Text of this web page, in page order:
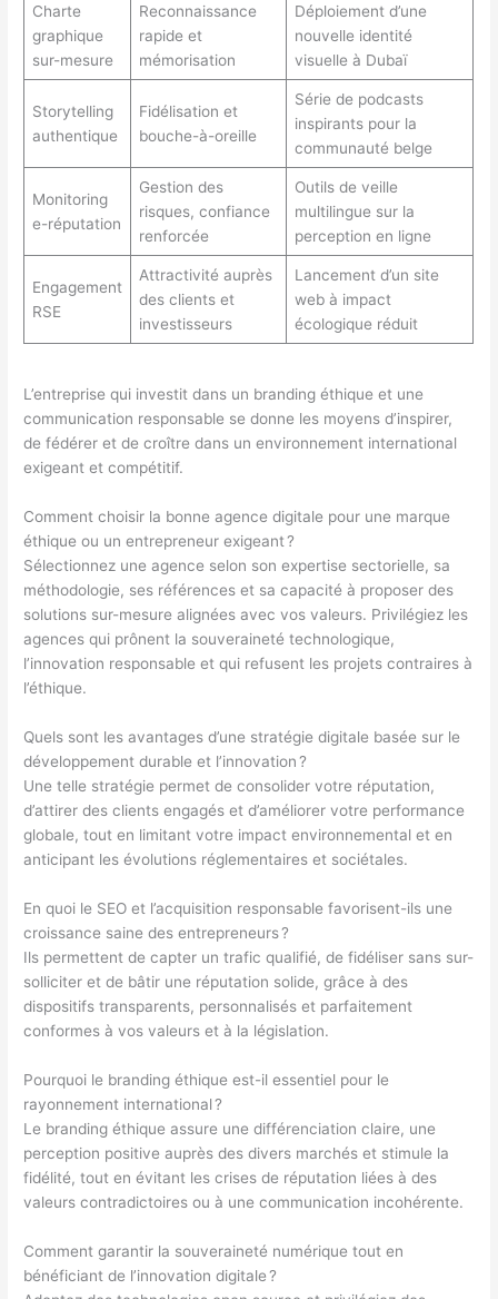
Charte
graphique
sur-mesure
Reconnaissance
rapide et
mémorisation
Déploiement d’une
nouvelle identité
visuelle à Dubaï
Storytelling
authentique
Fidélisation et
bouche-à-oreille
Série de podcasts
inspirants pour la
communauté belge
Monitoring
e-réputation
Gestion des
risques, confiance
renforcée
Outils de veille
multilingue sur la
perception en ligne
Engagement
RSE
Attractivité auprès
des clients et
investisseurs
Lancement d’un site
web à impact
écologique réduit
L’entreprise qui investit dans un branding éthique et une
communication responsable se donne les moyens d’inspirer,
de fédérer et de croître dans un environnement international
exigeant et compétitif.
Comment choisir la bonne agence digitale pour une marque
éthique ou un entrepreneur exigeant ?
Sélectionnez une agence selon son expertise sectorielle, sa
méthodologie, ses références et sa capacité à proposer des
solutions sur-mesure alignées avec vos valeurs. Privilégiez les
agences qui prônent la souveraineté technologique,
l’innovation responsable et qui refusent les projets contraires à
l’éthique.
Quels sont les avantages d’une stratégie digitale basée sur le
développement durable et l’innovation ?
Une telle stratégie permet de consolider votre réputation,
d’attirer des clients engagés et d’améliorer votre performance
globale, tout en limitant votre impact environnemental et en
anticipant les évolutions réglementaires et sociétales.
En quoi le SEO et l’acquisition responsable favorisent-ils une
croissance saine des entrepreneurs ?
Ils permettent de capter un trafic qualifié, de fidéliser sans sur-
solliciter et de bâtir une réputation solide, grâce à des
dispositifs transparents, personnalisés et parfaitement
conformes à vos valeurs et à la législation.
Pourquoi le branding éthique est-il essentiel pour le
rayonnement international ?
Le branding éthique assure une différenciation claire, une
perception positive auprès des divers marchés et stimule la
fidélité, tout en évitant les crises de réputation liées à des
valeurs contradictoires ou à une communication incohérente.
Comment garantir la souveraineté numérique tout en
bénéficiant de l’innovation digitale ?